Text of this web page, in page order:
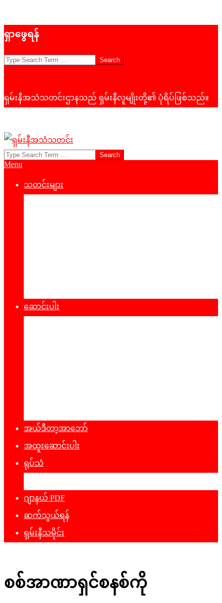
to
ရှာဖွေရန်
Search
ရှမ်းနီအသံသတင်းဌာနသည် ရှမ်းနီလူမျိုးတို့၏ ပုံရိပ်ဖြစ်သည်။
ရှမ်း
Search
Primary
Menu
သတင်းများ
ဆောင်းပါး
အယ်ဒီတာ့အာဘော်
အထူးဆောင်းပါး
ရုပ်သံ
ဂျာနယ် PDF
ဆက်သွယ်ရန်
ရှမ်းနီသမိုင်း
စစ်အာဏာရှင်စနစ်ကို